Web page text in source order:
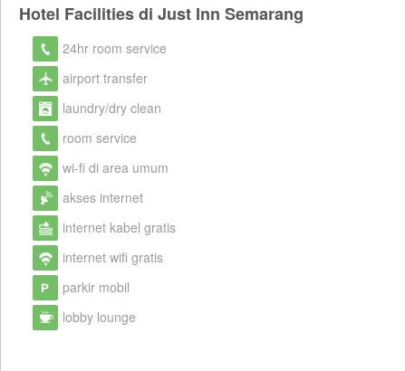
Hotel Facilities di Just Inn Semarang
24hr room service
airport transfer
laundry/dry clean
room service
wi-fi di area umum
akses internet
internet kabel gratis
internet wifi gratis
parkir mobil
lobby lounge